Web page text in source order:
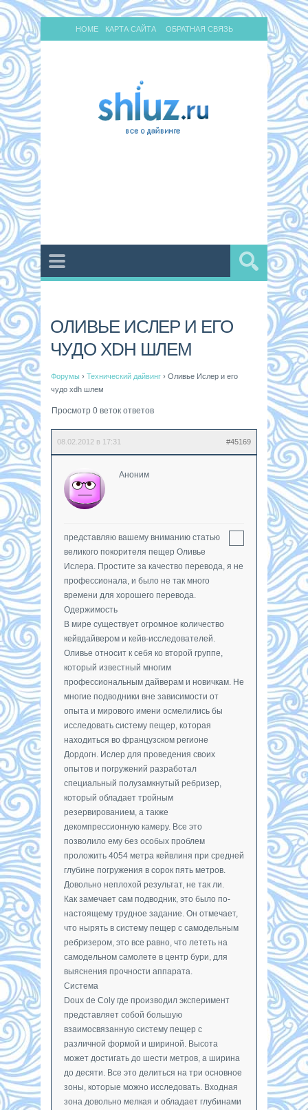
HOME КАРТА САЙТА ОБРАТНАЯ СВЯЗЬ
ОЛИВЬЕ ИСЛЕР И ЕГО
ЧУДО XDH ШЛЕМ
Форумы › Технический дайвинг › Оливье Ислер и его
чудо xdh шлем
Просмотр 0 веток ответов
08.02.2012 в 17:31 #45169
Аноним
представляю вашему вниманию статью
великого покорителя пещер Оливье
Ислера. Простите за качество перевода, я не
профессионала, и было не так много
времени для хорошего перевода.
Одержимость
В мире существует огромное количество
кейвдайвером и кейв-исследователей.
Оливье относит к себя ко второй группе,
который известный многим
профессиональным дайверам и новичкам. Не
многие подводники вне зависимости от
опыта и мирового имени осмелились бы
исследовать систему пещер, которая
находиться во французском регионе
Дордогн. Ислер для проведения своих
опытов и погружений разработал
специальный полузамкнутый ребризер,
который обладает тройным
резервированием, а также
декомпрессионную камеру. Все это
позволило ему без особых проблем
проложить 4054 метра кейвлиня при средней
глубине погружения в сорок пять метров.
Довольно неплохой результат, не так ли.
Как замечает сам подводник, это было по-
настоящему трудное задание. Он отмечает,
что нырять в систему пещер с самодельным
ребризером, это все равно, что лететь на
самодельном самолете в центр бури, для
выяснения прочности аппарата.
Система
Doux de Coly где производил эксперимент
представляет собой большую
взаимосвязанную систему пещер с
различной формой и шириной. Высота
может достигать до шести метров, а ширина
до десяти. Все это делиться на три основное
зоны, которые можно исследовать. Входная
зона довольно мелкая и обладает глубинами